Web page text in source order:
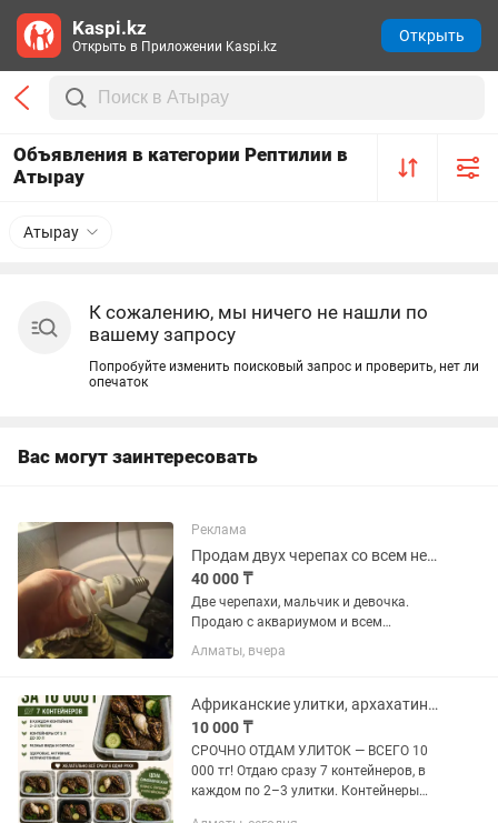
Объявления в категории Рептилии в
Атырау
Атырау
К сожалению, мы ничего не нашли по
вашему запросу
Попробуйте изменить поисковый запрос и проверить, нет ли
опечаток
Вас могут заинтересовать
Реклама
Продам двух черепах со всем необходимым
40 000 ₸
Две черепахи, мальчик и девочка.
Продаю с аквариумом и всем
необходимым. Самовывоз, писать в .
Уф лампа, лампа,аквариум, фильтр,
Алматы, вчера
Африканские улитки, архахатина и ахатина
10 000 ₸
СРОЧНО ОТДАМ УЛИТОК — ВСЕГО 10
000 тг! Отдаю сразу 7 контейнеров, в
каждом по 2–3 улитки. Контейнеры
Kaspi.kz
Открыть в Приложении Kaspi.kz
Открыть